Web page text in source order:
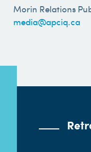
Morin Relations
media@apciq.ca